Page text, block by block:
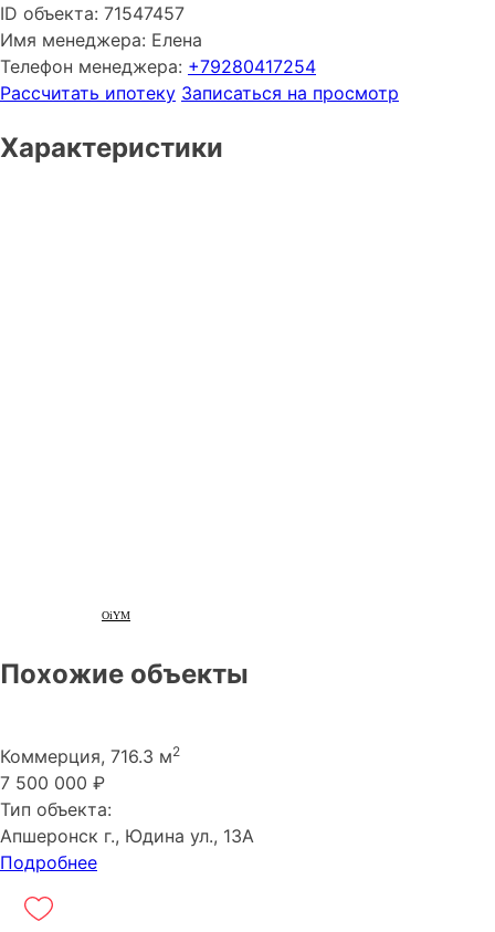
ID объекта: 71547457
Имя менеджера: Елена
Телефон менеджера: +79280417254
Рассчитать ипотеку Записаться на просмотр
Характеристики
OiYM
Похожие объекты
Коммерция, 716.3 м2
7 500 000 ₽
Тип объекта:
Апшеронск г., Юдина ул., 13А
Подробнее